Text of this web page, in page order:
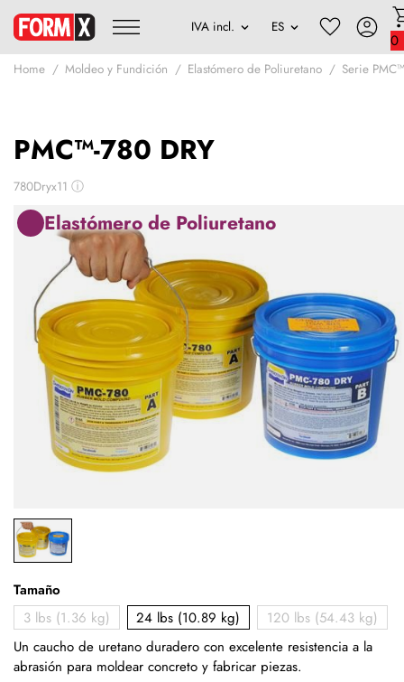
0
Home Moldeo y Fundición Elastómero de Poliuretano Serie PMC™
PMC™-780 DRY
780Dryx11 ⓘ
Elastómero de Poliuretano
Tamaño
3 lbs (1.36 kg)
24 lbs (10.89 kg)
120 lbs (54.43 kg)
Un caucho de uretano duradero con excelente resistencia a la
abrasión para moldear concreto y fabricar piezas.